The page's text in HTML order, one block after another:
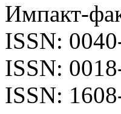
Импакт-
ISSN:
ISSN:
ISSN: